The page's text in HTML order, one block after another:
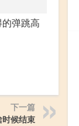
弹跳高
下一篇
候结束